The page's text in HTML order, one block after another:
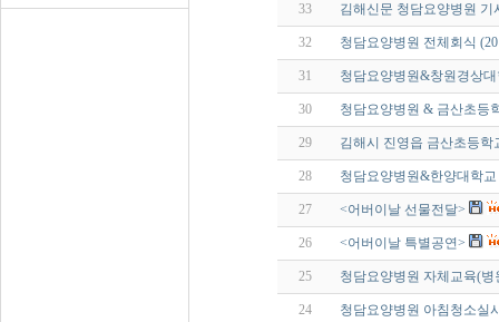
33 김해신문 청담요양병원 기
32 청담요양병원 전체회식
31 청담요양병원&창원경상
30 청담요양병원 & 금산초등
29 김해시 진영읍 금산초등학
28 청담요양병원&한양대학
27 <어버이날 선물전달>
26 <어버이날 특별공연>
25 청담요양병원 자체교육(병
24 청담요양병원 아침청소실